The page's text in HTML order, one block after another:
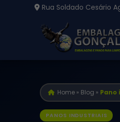
Rua Soldado Cesário
Home » Blog » Pano
PANOS INDUSTRIAIS